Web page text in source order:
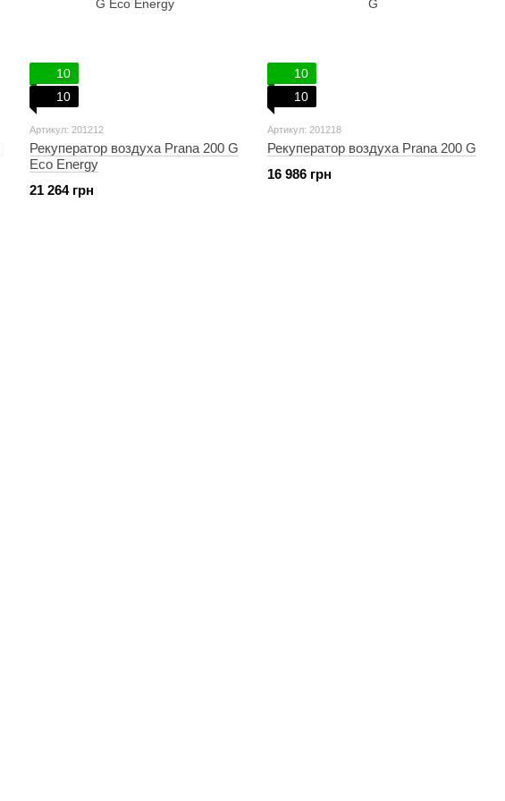
10
10
Артикул: 201212
Рекуператор воздуха Prana 200 G
Eco Energy
21 264 грн
10
10
Артикул: 201218
Рекуператор воздуха Prana 200 G
16 986 грн